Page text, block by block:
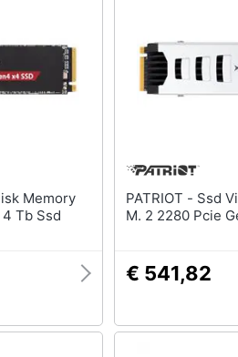
Hard disk esterno
Tb Ssd
PATRIOT - Ssd Viper Pv553 1tb
M. 2 2280 Pcie
€ 541,82